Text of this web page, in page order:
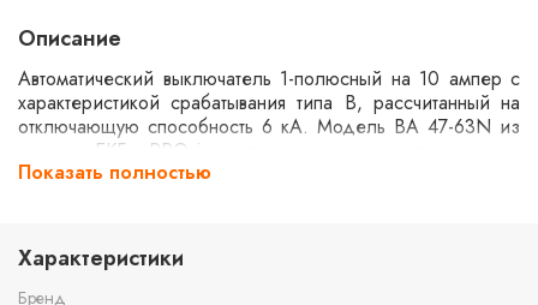
Описание
Автоматический выключатель 1-полюсный на 10 ампер с
характеристикой срабатывания типа B, рассчитанный на
отключающую способность 6 кА. Модель ВА 47-63N из
серии EKF PROxima предназначена для защиты
электрических цепей от перегрузок и коротких
электроснабжения.
Показать полностью
Характеристики
Бренд